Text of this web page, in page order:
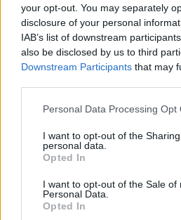
your opt-out. You may separately
disclosure of your personal
IAB’s list of downstream
also be disclosed by us to third
Downstream Participants that may
Personal Data Processing Opt
I want to opt-out of the
personal data.
Opted In
I want to opt-out of the Sale of
Personal Data.
Opted In
Λουδάρο την Παρασκεύση
2025 στον Κινηματογράφο